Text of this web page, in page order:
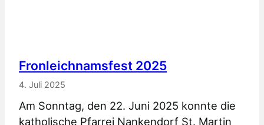
Fronleichnamsfest 2025
4. Juli 2025
Am Sonntag, den 22. Juni 2025 konnte die
katholische Pfarrei Nankendorf St. Martin